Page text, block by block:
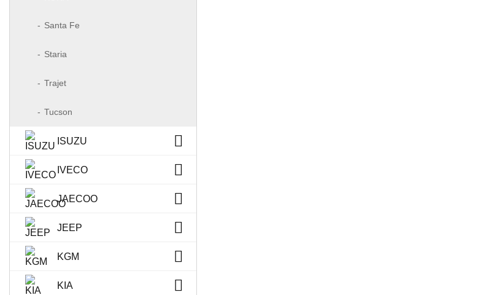
Santa Fe
Staria
Trajet
Tucson
ISUZU
IVECO
JAECOO
JEEP
KGM
KIA